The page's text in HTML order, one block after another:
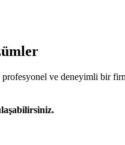
ve deneyimli bir